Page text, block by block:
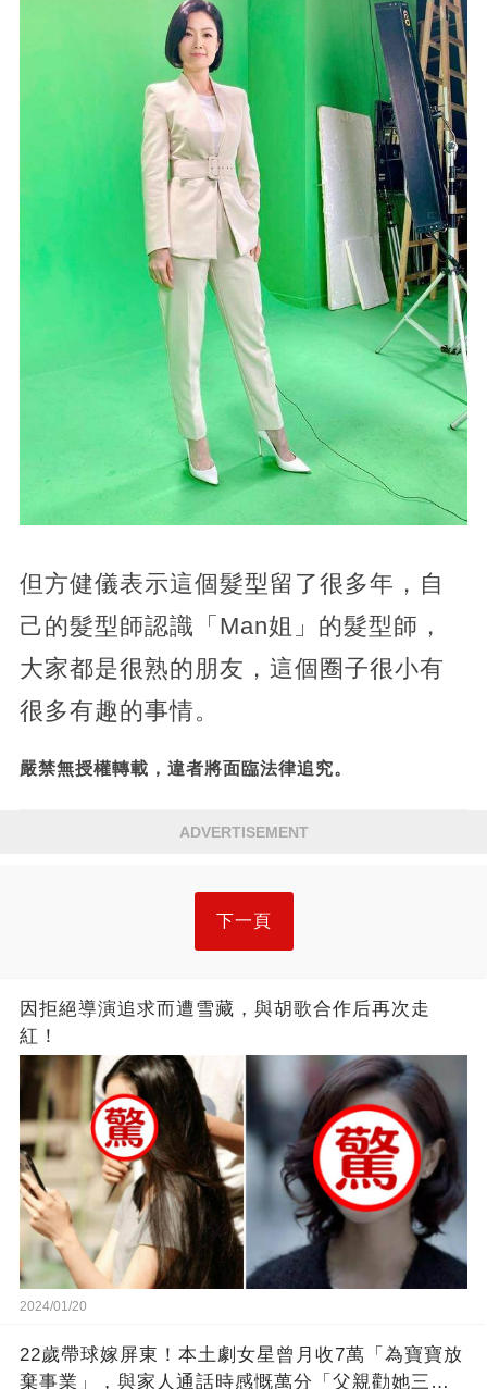
但方健儀表示這個髮型留了很多年，自
己的髮型師認識「Man姐」的髮型師，
大家都是很熟的朋友，這個圈子很小有
很多有趣的事情。
嚴禁無授權轉載，違者將面臨法律追究。
ADVERTISEMENT
下一頁
因拒絕導演追求而遭雪藏，與胡歌合作后再次走
紅！
2024/01/20
22歲帶球嫁屏東！本土劇女星曾月收7萬「為寶寶放
棄事業」，與家人通話時感慨萬分「父親勸她三